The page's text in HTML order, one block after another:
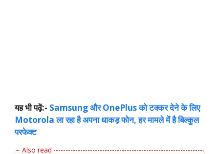
यह भी पढ़ें:- Samsung और OnePlus को टक्कर देने के लिए
Motorola ला रहा है अपना धाकड़ फोन, हर मामले में है बिल्कुल
परफेक्ट